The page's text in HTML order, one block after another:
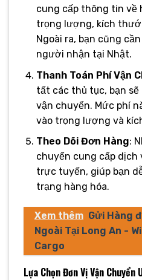
cung cấp thông tin về
trọng lượng, kích
Ngoài ra, bạn cũng
người nhận tại Nhật.
Thanh Toán Phí Vận
tất các thủ tục, bạn
vận chuyển. Mức phí
vào trọng lượng và
Theo Dõi Đơn Hàng:
chuyển cung cấp dịch
trực tuyến, giúp bạn
trạng hàng hóa.
Xem thêm Gửi Hàng
Ngoài Tại Long An -
Cargo
Lựa Chọn Đơn Vị Vận Chuyển